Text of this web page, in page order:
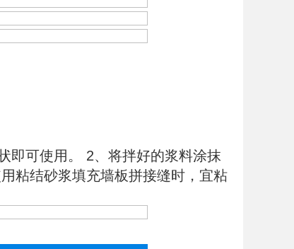
即可使用。 2、将拌好的浆料涂抹
粘结砂浆填充墙板拼接缝时，宜粘